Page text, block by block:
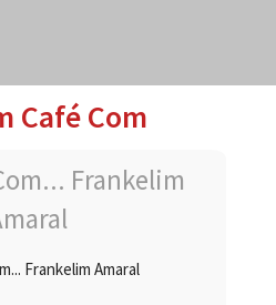
Café Com
Frankelim Amaral